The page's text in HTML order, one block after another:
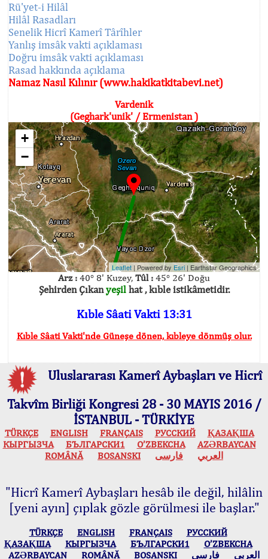
Rü'yet-i Hilâl
Hilâl Rasadları
Senelik Hicrî Kamerî Târîhler
Yanlış imsâk vakti açıklaması
Doğru imsâk vakti açıklaması
Rasad hakkında açıklama
Namaz Nasıl Kılınır (www.hakikatkitabevi.net)
Vardenik
(Geghark'unik' / Ermenistan )
+
−
Leaflet | Powered by Esri | Earthstar Geographics
Arz : 40° 8' Kuzey, Tûl : 45° 26' Doğu
Şehirden Çıkanyeşilhat , kıble istikâmetidir.
Kıble Sâati Vakti 13:31
Kıble Sâati Vakti'nde Güneşe dönen, kıbleye dönmüş olur.
Uluslararası Kamerî Aybaşları ve Hicrî
Takvîm Birliği Kongresi 28 - 30 MAYIS 2016 /
İSTANBUL - TÜRKİYE
TÜRKÇE ENGLISH FRANÇAIS РУССКИЙ
ҚАЗАҚША
КЫPГЫЗЧA
БЪЛГАРСКИ1 O’ZBEKCHA
AZӘRBAYCAN
ROMÂNĂ
BOSANSKI العربي فارسی
"Hicrî Kamerî Aybaşları hesâb ile değil, hilâlin
[yeni ayın] çıplak gözle görülmesi ile başlar."
TÜRKÇE ENGLISH FRANÇAIS
РУССКИЙ
ҚАЗАҚША
КЫPГЫЗЧA БЪЛГАРСКИ1
O’ZBEKCHA
AZӘRBAYCAN
ROMÂNĂ BOSANSKI العربي فارسی